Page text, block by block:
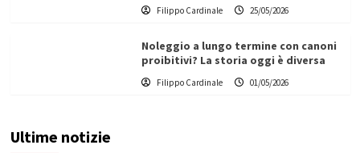
Filippo Cardinale 25/05/2026
Noleggio a lungo termine con canoni
proibitivi? La storia oggi è diversa
Filippo Cardinale 01/05/2026
Ultime notizie